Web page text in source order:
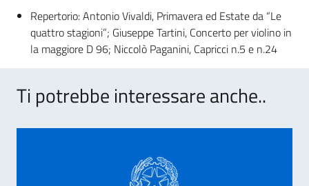
Repertorio: Antonio Vivaldi, Primavera ed Estate da “Le
quattro stagioni”; Giuseppe Tartini, Concerto per violino in
la maggiore D 96; Niccolò Paganini, Capricci n.5 e n.24
Ti potrebbe interessare anche..